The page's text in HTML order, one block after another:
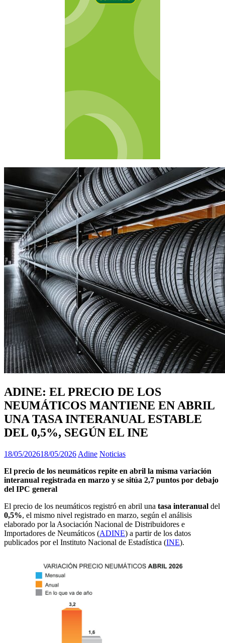
ADINE: EL PRECIO DE LOS
NEUMÁTICOS MANTIENE EN ABRIL
UNA TASA INTERANUAL ESTABLE
DEL 0,5%, SEGÚN EL INE
18/05/202618/05/2026 Adine Noticias
El precio de los neumáticos repite en abril la misma variación
interanual registrada en marzo y se sitúa 2,7 puntos por debajo
del IPC general
El precio de los neumáticos registró en abril una tasa interanual del
0,5%, el mismo nivel registrado en marzo, según el análisis
elaborado por la Asociación Nacional de Distribuidores e
Importadores de Neumáticos (ADINE) a partir de los datos
publicados por el Instituto Nacional de Estadística (INE).